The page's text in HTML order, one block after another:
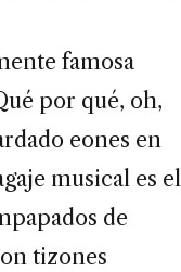
famosa
por qué, oh,
eones en
musical es el
de
tizones